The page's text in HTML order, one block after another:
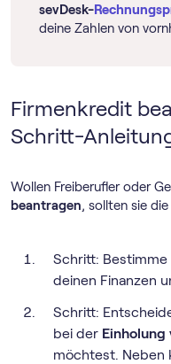
sevDesk-
deine Zahlen von
Firmenkredit
Schritt-
Wollen Freiberufler oder
beantragen, sollten sie
Schritt: Bestimme
deinen Finanzen
Schritt:
bei der
möchtest. Neben